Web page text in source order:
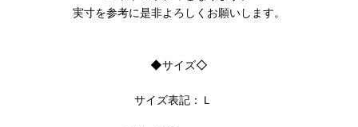
実寸を参考に是非よろしくお願いします。
◆サイズ◇
サイズ表記：Ｌ